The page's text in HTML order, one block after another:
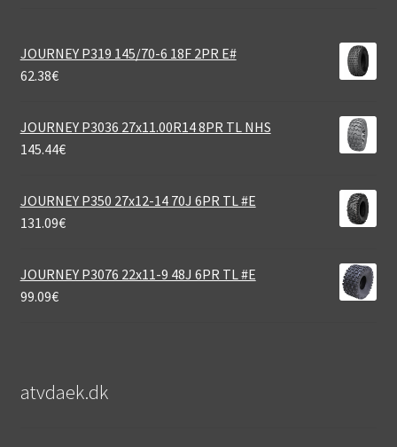
JOURNEY P319 145/70-6 18F 2PR E#
62.38€
JOURNEY P3036 27x11.00R14 8PR TL NHS
145.44€
JOURNEY P350 27x12-14 70J 6PR TL #E
131.09€
JOURNEY P3076 22x11-9 48J 6PR TL #E
99.09€
atvdaek.dk